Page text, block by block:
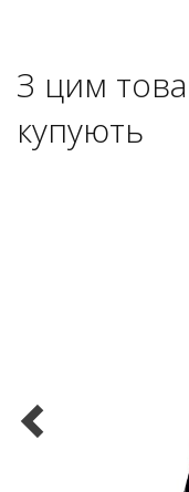
З цим
купують